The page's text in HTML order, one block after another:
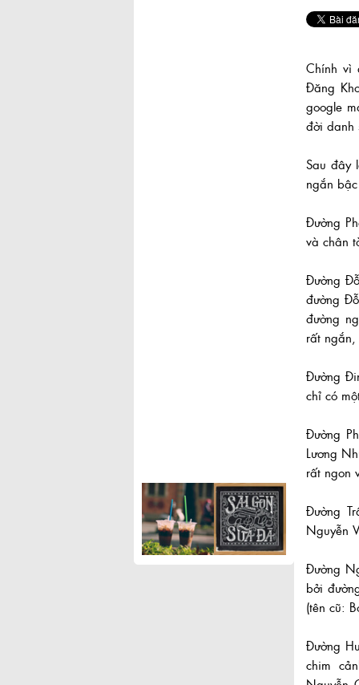
Chính vì
Đăng
google
đời danh
Sau đây
ngắn
Đường
và chân
Đường
đường
đường
rất ngắn,
Đường
chỉ có
Đường
Lương
rất ngon
Đường
Nguyễn
Đường
bởi
(tên cũ:
Đường
chim